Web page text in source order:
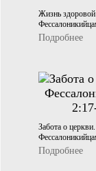
Жизнь
Подробнее
Забота о
Подробнее